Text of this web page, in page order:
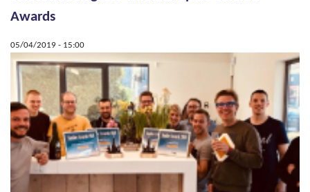
Awards
05/04/2019 - 15:00